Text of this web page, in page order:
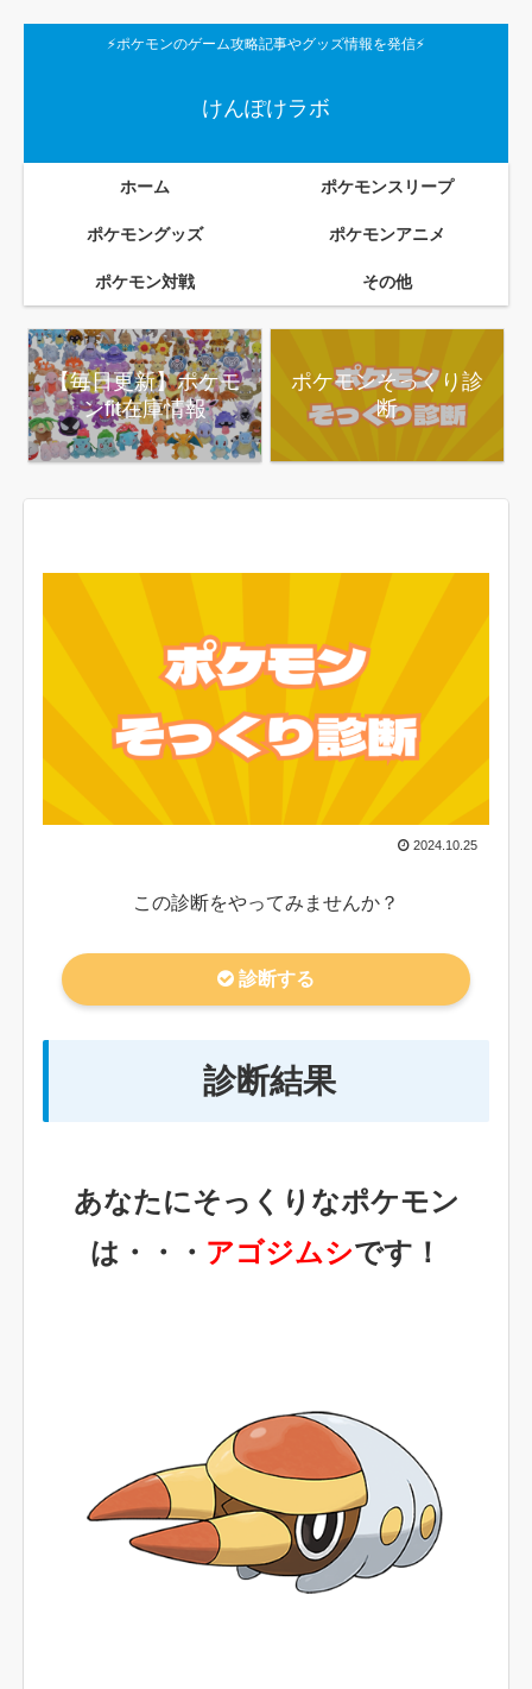
⚡ポケモンのゲーム攻略記事やグッズ情報を発信⚡
けんぽけラボ
ホーム ポケモンスリープ
ポケモングッズ ポケモンアニメ
ポケモン対戦 その他
【毎日更新】ポケモ
ンfit在庫情報
ポケモンそっくり診
断
2024.10.25
この診断をやってみませんか？
診断する
診断結果
あなたにそっくりなポケモン
は・・・ アゴジムシです！